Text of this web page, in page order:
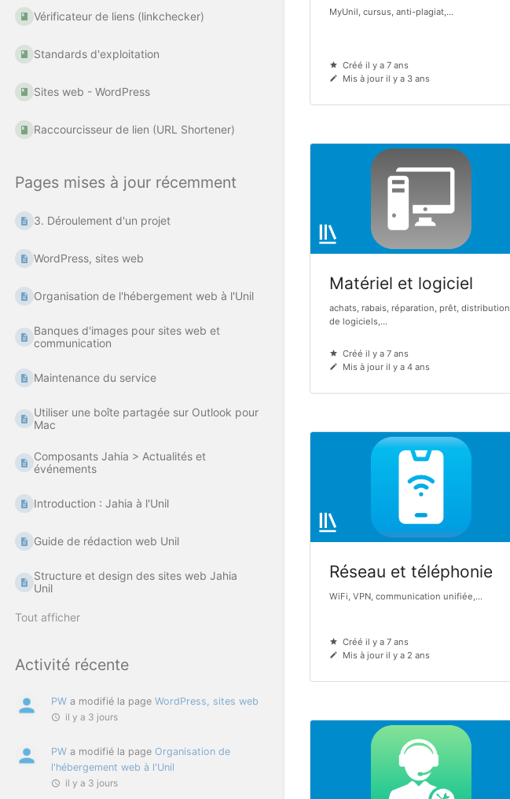
Vérificateur de liens (linkchecker)
Standards d'exploitation
Sites web - WordPress
Raccourcisseur de lien (URL Shortener)
Pages mises à jour récemment
3. Déroulement d'un projet
WordPress, sites web
Organisation de l'hébergement web à l'Unil
Banques d'images pour sites web et
communication
Maintenance du service
Utiliser une boîte partagée sur Outlook pour
Mac
Composants Jahia > Actualités et
événements
Introduction : Jahia à l'Unil
Guide de rédaction web Unil
Structure et design des sites web Jahia
Unil
Tout afficher
Activité récente
PW a modifié la page WordPress, sites web
il y a 3 jours
PW a modifié la page Organisation de
l'hébergement web à l'Unil
il y a 3 jours
MyUnil, cursus, anti-plagiat,...
Créé il y a 7 ans
Mis à jour il y a 3 ans
Matériel et logiciel
achats, rabais, réparation, prêt, distribution
de logiciels,...
Créé il y a 7 ans
Mis à jour il y a 4 ans
Réseau et téléphonie
WiFi, VPN, communication unifiée,...
Créé il y a 7 ans
Mis à jour il y a 2 ans